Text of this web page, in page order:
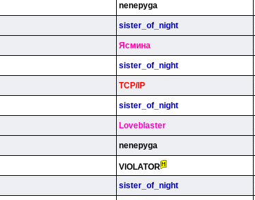
nenepyga
sister_of_night
Яcминa
sister_of_night
TCP/lP
sister_of_night
Loveblaster
nenepyga
VlOLATOR
sister_of_night